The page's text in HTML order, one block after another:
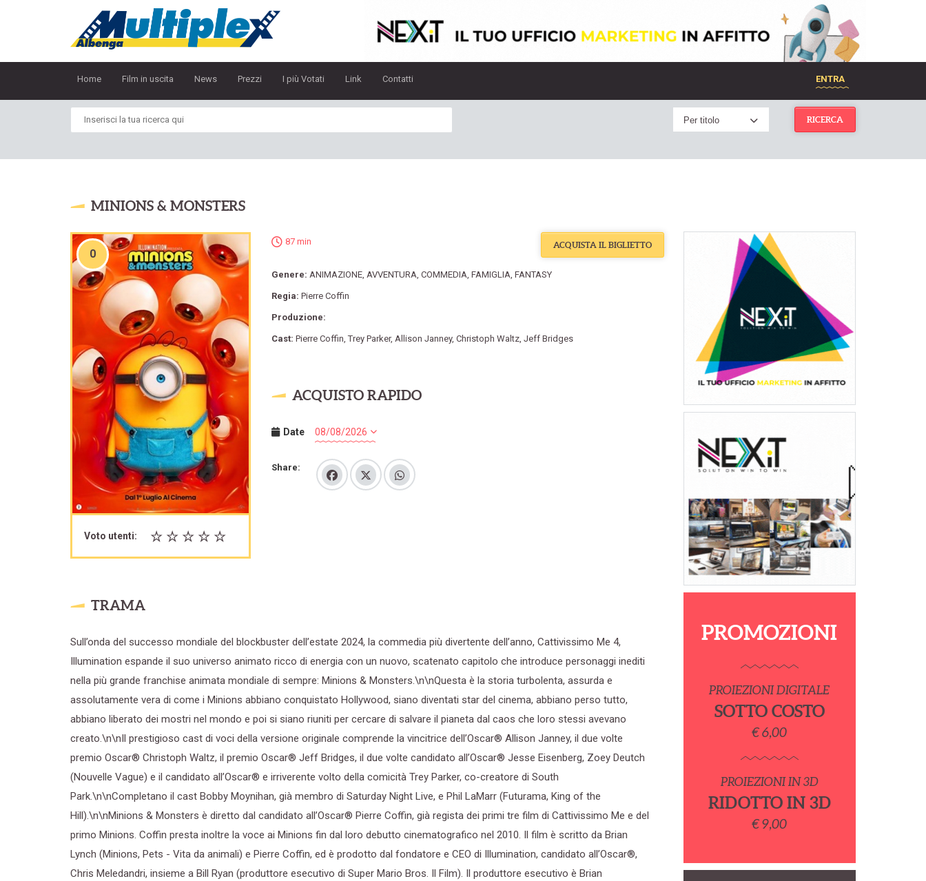
Home Film in uscita News Prezzi I più Votati Link Contatti ENTRA
Per titolo RICERCA
MINIONS & MONSTERS
0
Voto utenti:
87 min
Genere:ANIMAZIONE,AVVENTURA,COMMEDIA,FAMIGLIA,FANTASY
Regia:Pierre Coffin
Produzione:
Cast:Pierre Coffin,Trey Parker,Allison Janney,Christoph Waltz,Jeff Bridges
ACQUISTA IL BIGLIETTO
ACQUISTO RAPIDO
Date
Share:
TRAMA
Sull’onda del successo mondiale del blockbuster dell’estate 2024, la commedia più divertente dell’anno, Cattivissimo Me 4,
Illumination espande il suo universo animato ricco di energia con un nuovo, scatenato capitolo che introduce personaggi inediti
nella più grande franchise animata mondiale di sempre: Minions & Monsters.\n\nQuesta è la storia turbolenta, assurda e
assolutamente vera di come i Minions abbiano conquistato Hollywood, siano diventati star del cinema, abbiano perso tutto,
abbiano liberato dei mostri nel mondo e poi si siano riuniti per cercare di salvare il pianeta dal caos che loro stessi avevano
creato.\n\nIl prestigioso cast di voci della versione originale comprende la vincitrice dell’Oscar® Allison Janney, il due volte
premio Oscar® Christoph Waltz, il premio Oscar® Jeff Bridges, il due volte candidato all’Oscar® Jesse Eisenberg, Zoey Deutch
(Nouvelle Vague) e il candidato all’Oscar® e irriverente volto della comicità Trey Parker, co-creatore di South
Park.\n\nCompletano il cast Bobby Moynihan, già membro di Saturday Night Live, e Phil LaMarr (Futurama, King of the
Hill).\n\nMinions & Monsters è diretto dal candidato all’Oscar® Pierre Coffin, già regista dei primi tre film di Cattivissimo Me e del
primo Minions. Coffin presta inoltre la voce ai Minions fin dal loro debutto cinematografico nel 2010. Il film è scritto da Brian
Lynch (Minions, Pets - Vita da animali) e Pierre Coffin, ed è prodotto dal fondatore e CEO di Illumination, candidato all’Oscar®,
Chris Meledandri, insieme a Bill Ryan (produttore esecutivo di Super Mario Bros. Il Film). Il produttore esecutivo è Brian
PROMOZIONI
PROIEZIONI DIGITALE
SOTTO COSTO
€ 6,00
PROIEZIONI IN 3D
RIDOTTO IN 3D
€ 9,00